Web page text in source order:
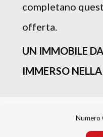
completano
offerta.
UN IMMOBILE
IMMERSO
Numero